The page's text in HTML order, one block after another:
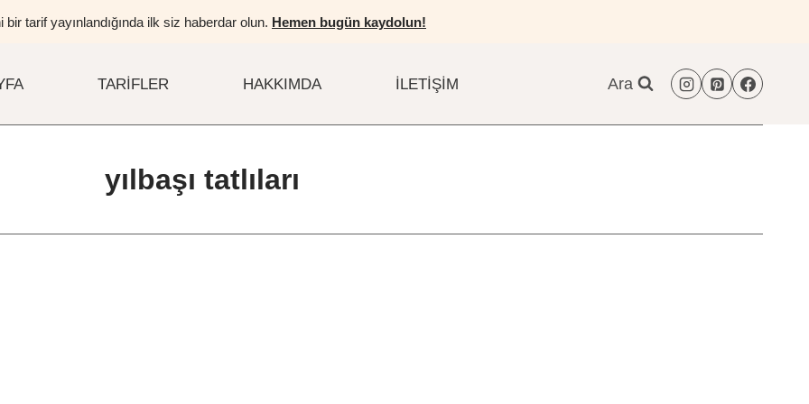
bir tarif yayınlandığında ilk siz haberdar olun. Hemen bugün kaydolun!
TARIFLER HAKKIMDA İLETIŞIM Ara
yılbaşı tatlıları